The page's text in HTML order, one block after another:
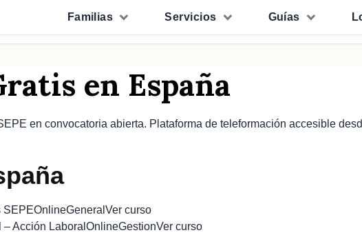
Familias Servicios Guías
en España
en convocatoria abierta. Plataforma de teleformación accesible
SEPEOnlineGeneral Ver curso
Acción Laboral OnlineGestionVer curso